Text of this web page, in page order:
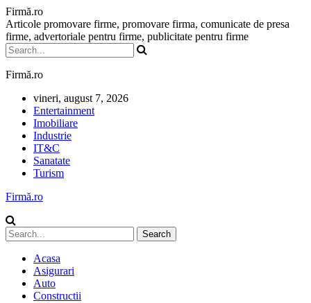
Firmă.ro
Articole promovare firme, promovare firma, comunicate de presa
firme, advertoriale pentru firme, publicitate pentru firme
Firmă.ro
vineri, august 7, 2026
Entertainment
Imobiliare
Industrie
IT&C
Sanatate
Turism
Firmă.ro
Acasa
Asigurari
Auto
Constructii